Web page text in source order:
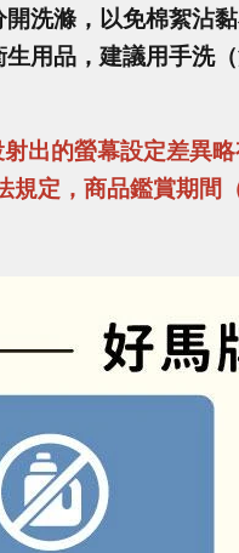
洗滌，以免棉絮沾黏
用品，建議用手洗
出的螢幕設定差異
定，商品鑑賞期間